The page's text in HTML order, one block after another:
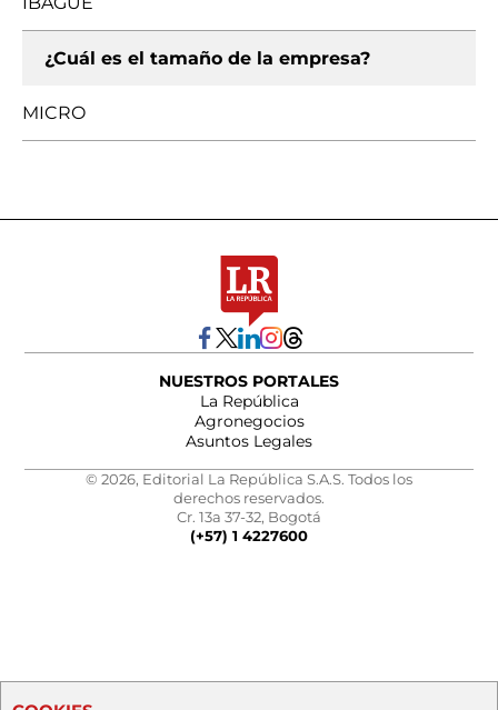
¿Cuál es el tamaño de la empresa?
MICRO
NUESTROS PORTALES
La República
Agronegocios
Asuntos Legales
© 2026, Editorial La República S.A.S. Todos los
derechos reservados.
Cr. 13a 37-32, Bogotá
(+57) 1 4227600